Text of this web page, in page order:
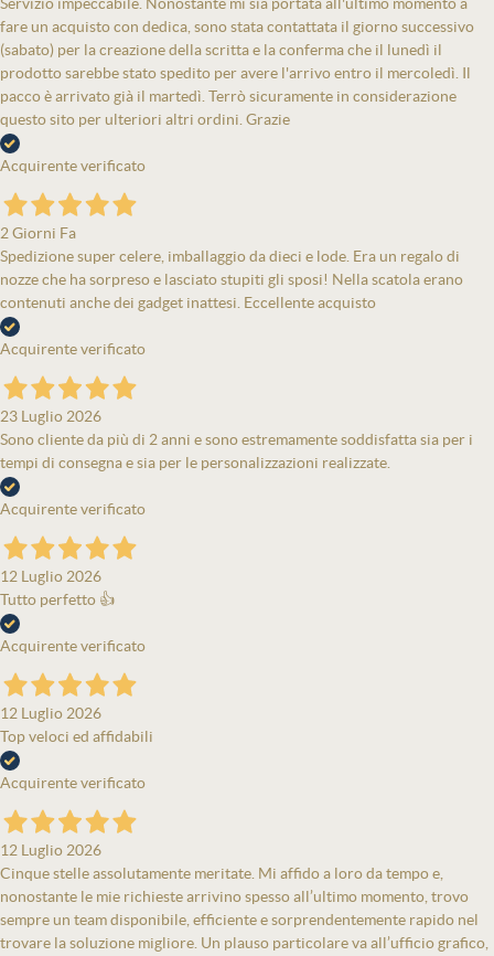
fare un acquisto con dedica, sono stata contattata il giorno successivo
(sabato) per la creazione della scritta e la conferma che il lunedì il
prodotto sarebbe stato spedito per avere l'arrivo entro il mercoledì. Il
pacco è arrivato già il martedì. Terrò sicuramente in considerazione
questo sito per ulteriori altri ordini. Grazie
Acquirente verificato
2 Giorni Fa
Spedizione super celere, imballaggio da dieci e lode. Era un regalo di
nozze che ha sorpreso e lasciato stupiti gli sposi! Nella scatola erano
contenuti anche dei gadget inattesi. Eccellente acquisto
Acquirente verificato
23 Luglio 2026
Sono cliente da più di 2 anni e sono estremamente soddisfatta sia per i
tempi di consegna e sia per le personalizzazioni realizzate.
Acquirente verificato
12 Luglio 2026
Tutto perfetto 👍
Acquirente verificato
12 Luglio 2026
Top veloci ed affidabili
Acquirente verificato
12 Luglio 2026
Cinque stelle assolutamente meritate. Mi affido a loro da tempo e,
nonostante le mie richieste arrivino spesso all’ultimo momento, trovo
sempre un team disponibile, efficiente e sorprendentemente rapido nel
trovare la soluzione migliore. Un plauso particolare va all’ufficio grafico,